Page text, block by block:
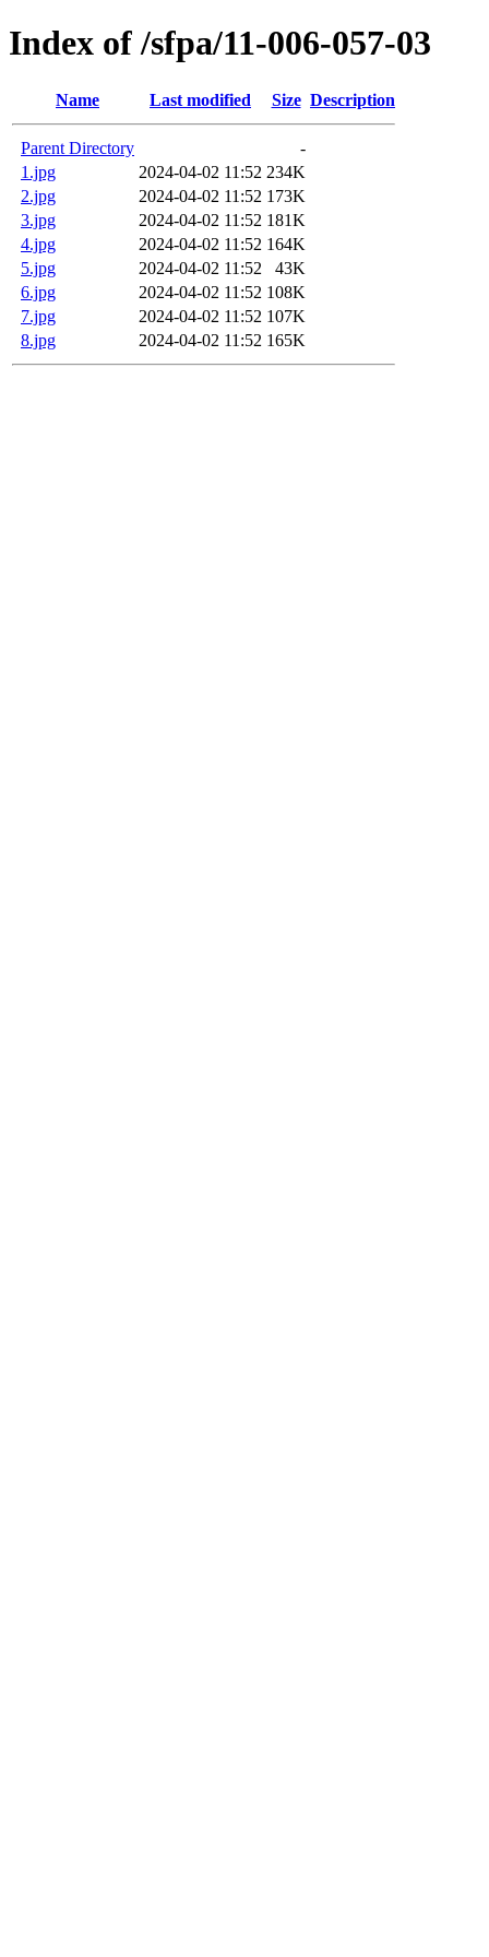
Index of /sfpa/11-006-057-03
Name Last modified Size Description
Parent Directory
-
1.jpg
2024-04-02 11:52 234K
2.jpg
2024-04-02 11:52 173K
3.jpg
2024-04-02 11:52 181K
4.jpg
2024-04-02 11:52 164K
5.jpg
2024-04-02 11:52
43K
6.jpg
2024-04-02 11:52 108K
7.jpg
2024-04-02 11:52 107K
8.jpg
2024-04-02 11:52 165K